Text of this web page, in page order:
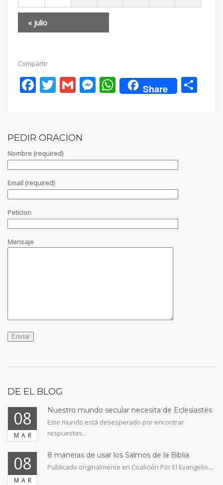
« julio
Compartir
Facebook
Twitter
GmailMessenger
WhatsApp
Share
PEDIR ORACION
Nombre (required)
Email (required)
Peticion
Mensaje
DE EL BLOG
08
MAR
Nuestro mundo secular necesita de Eclesiastés
Este mundo está desesperado por encontrar
respuestas...
08
MAR
8 maneras de usar los Salmos de la Biblia
Publicado originalmente en Coalición Por El Evangelio....